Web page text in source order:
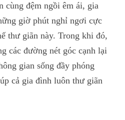
đệm ngồi êm ái, gia
giờ phút nghỉ ngơi cực
thư giãn này. Trong khi đó,
các đường nét góc cạnh lại
gian sống đầy phóng
cả gia đình luôn thư giãn